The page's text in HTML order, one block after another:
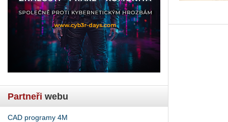
Partneři webu
CAD programy 4M